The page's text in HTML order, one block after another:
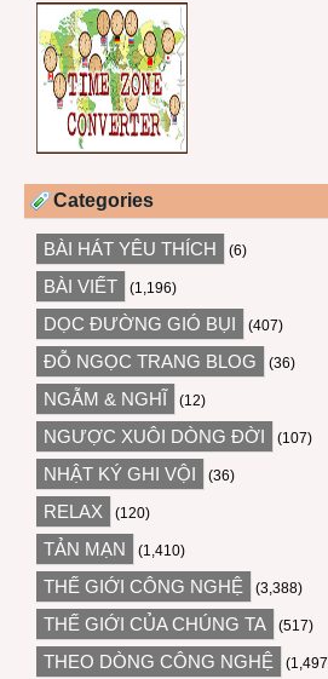
Categories
BÀI HÁT YÊU THÍCH (6)
BÀI VIẾT (1,196)
DỌC ĐƯỜNG GIÓ BỤI (407)
ĐỖ NGỌC TRANG BLOG (36)
NGẪM & NGHĨ (12)
NGƯỢC XUÔI DÒNG ĐỜI (107)
NHẬT KÝ GHI VỘI (36)
RELAX (120)
TẢN MẠN (1,410)
THẾ GIỚI CÔNG NGHỆ (3,388)
THẾ GIỚI CỦA CHÚNG TA (517)
THEO DÒNG CÔNG NGHỆ